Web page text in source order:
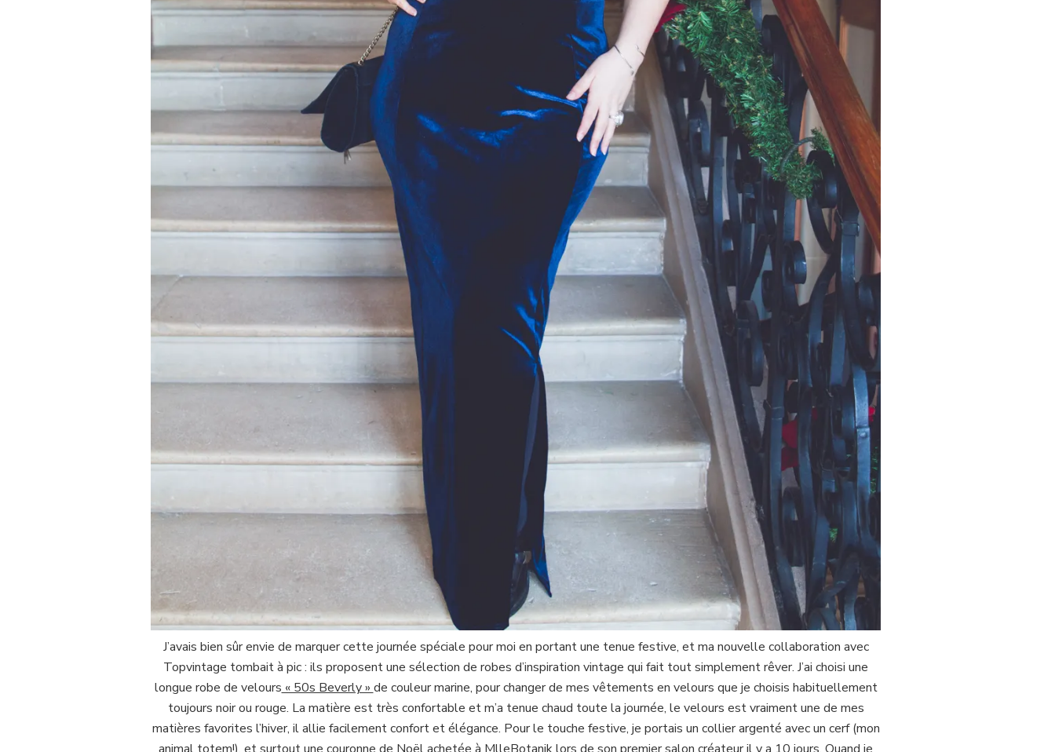
J’avais bien sûr envie de marquer cette journée spéciale pour moi en portant une tenue festive, et ma nouvelle collaboration avec
Topvintage tombait à pic : ils proposent une sélection de robes d’inspiration vintage qui fait tout simplement rêver. J’ai choisi une
longue robe de velours « 50s Beverly » de couleur marine, pour changer de mes vêtements en velours que je choisis habituellement
toujours noir ou rouge. La matière est très confortable et m’a tenue chaud toute la journée, le velours est vraiment une de mes
matières favorites l’hiver, il allie facilement confort et élégance. Pour le touche festive, je portais un collier argenté avec un cerf (mon